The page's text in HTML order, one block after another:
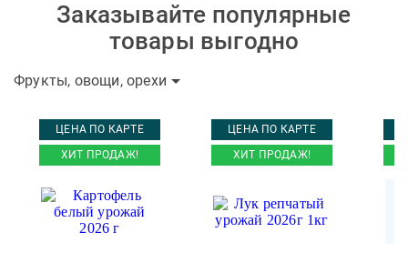
Заказывайте популярные
товары выгодно
Фрукты, овощи, орехи
ЦЕНА ПО КАРТЕ
ХИТ ПРОДАЖ!
ЦЕНА ПО КАРТЕ
ХИТ ПРОДАЖ!